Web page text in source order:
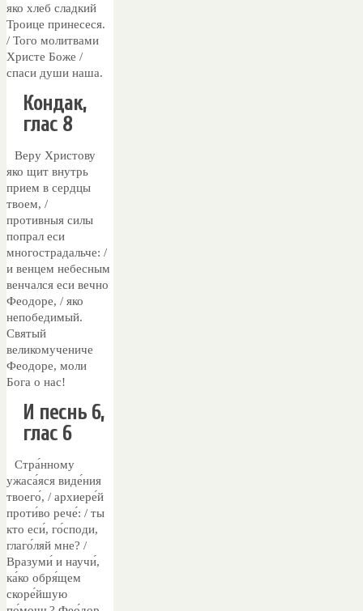
яко хлеб сладкий
Троице принесеся.
/ Того молитвами
Христе Боже /
спаси души наша.
Кондак,
глас 8
Веру Христову
яко щит внутрь
прием в сердцы
твоем, /
противныя силы
попрал еси
многострадальче: /
и венцем небесным
венчался еси вечно
Феодоре, / яко
непобедимый.
Святый
великомучениче
Феодоре, моли
Бога о нас!
И песнь 6,
глас 6
Стра́нному
ужаса́яся виде́ния
твоего́, / архиере́й
проти́во рече́: / ты
кто еси́, го́споди,
глаго́ляй мне? /
Вразуми́ и научи́,
ка́ко обря́щем
скоре́йшую